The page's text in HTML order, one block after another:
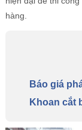
hàng.
Báo giá
Khoan cắt